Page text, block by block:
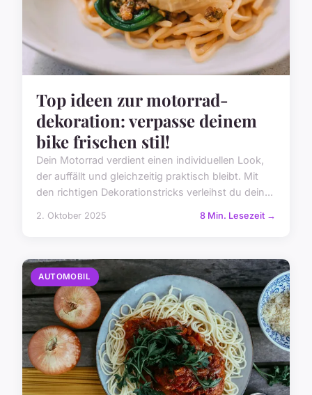
Top ideen zur motorrad-
dekoration: verpasse deinem
bike frischen stil!
Dein Motorrad verdient einen individuellen Look,
der auffällt und gleichzeitig praktisch bleibt. Mit
den richtigen Dekorationstricks verleihst du dein...
2. Oktober 2025 8 Min. Lesezeit →
AUTOMOBIL